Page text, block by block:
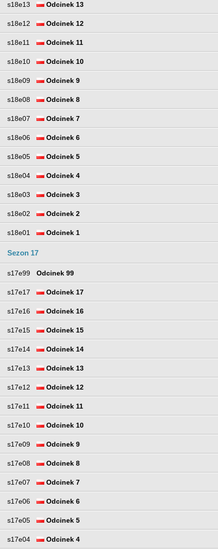
s18e13 Odcinek 13
s18e12 Odcinek 12
s18e11 Odcinek 11
s18e10 Odcinek 10
s18e09 Odcinek 9
s18e08 Odcinek 8
s18e07 Odcinek 7
s18e06 Odcinek 6
s18e05 Odcinek 5
s18e04 Odcinek 4
s18e03 Odcinek 3
s18e02 Odcinek 2
s18e01 Odcinek 1
Sezon 17
s17e99 Odcinek 99
s17e17 Odcinek 17
s17e16 Odcinek 16
s17e15 Odcinek 15
s17e14 Odcinek 14
s17e13 Odcinek 13
s17e12 Odcinek 12
s17e11 Odcinek 11
s17e10 Odcinek 10
s17e09 Odcinek 9
s17e08 Odcinek 8
s17e07 Odcinek 7
s17e06 Odcinek 6
s17e05 Odcinek 5
s17e04 Odcinek 4